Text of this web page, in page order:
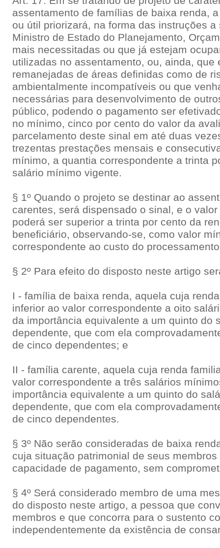
assentamento de famílias de baixa renda,
ou útil priorizará, na forma das instruções
Ministro de Estado do Planejamento,
mais necessitadas ou que já estejam
utilizadas no assentamento, ou, ainda, que
remanejadas de áreas definidas como de
ambientalmente incompatíveis ou que
necessárias para desenvolvimento de
público, podendo o pagamento ser
no mínimo, cinco por cento do valor da
parcelamento deste sinal em até duas
trezentas prestações mensais e
mínimo, a quantia correspondente a trinta
salário mínimo vigente.
§ 1º Quando o projeto se destinar ao
carentes, será dispensado o sinal, e o
poderá ser superior a trinta por cento da
beneficiário, observando-se, como valor
correspondente ao custo do
§ 2º Para efeito do disposto neste artigo
I - família de baixa renda, aquela cuja
inferior ao valor correspondente a oito
da importância equivalente a um quinto do
dependente, que com ela
de cinco dependentes; e
II - família carente, aquela cuja renda
valor correspondente a três salários
importância equivalente a um quinto do
dependente, que com ela
de cinco dependentes.
§ 3º Não serão consideradas de baixa
cuja situação patrimonial de seus
capacidade de pagamento, sem
§ 4º Será considerado membro de uma
do disposto neste artigo, a pessoa que
membros e que concorra para o sustento
independentemente da existência de